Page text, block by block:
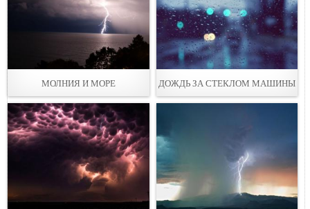
МОЛНИЯ И МОРЕ ДОЖДЬ ЗА СТЕКЛОМ МАШИНЫ